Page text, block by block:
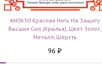
AN0630 Красная Нить На Защиту
Высших Сил (Крылья), Цвет Золот,
Металл, Шерсть
96 ₽